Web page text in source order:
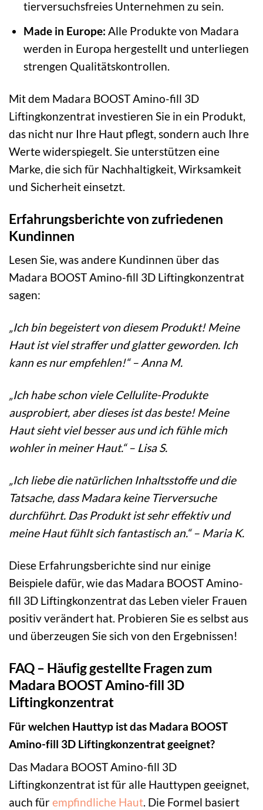
tierversuchsfreies Unternehmen zu sein.
Made in Europe: Alle Produkte von Madara
werden in Europa hergestellt und unterliegen
strengen Qualitätskontrollen.
Mit dem Madara BOOST Amino-fill 3D
Liftingkonzentrat investieren Sie in ein Produkt,
das nicht nur Ihre Haut pflegt, sondern auch Ihre
Werte widerspiegelt. Sie unterstützen eine
Marke, die sich für Nachhaltigkeit, Wirksamkeit
und Sicherheit einsetzt.
Erfahrungsberichte von zufriedenen
Kundinnen
Lesen Sie, was andere Kundinnen über das
Madara BOOST Amino-fill 3D Liftingkonzentrat
sagen:
„Ich bin begeistert von diesem Produkt! Meine
Haut ist viel straffer und glatter geworden. Ich
kann es nur empfehlen!“ – Anna M.
„Ich habe schon viele Cellulite-Produkte
ausprobiert, aber dieses ist das beste! Meine
Haut sieht viel besser aus und ich fühle mich
wohler in meiner Haut.“ – Lisa S.
„Ich liebe die natürlichen Inhaltsstoffe und die
Tatsache, dass Madara keine Tierversuche
durchführt. Das Produkt ist sehr effektiv und
meine Haut fühlt sich fantastisch an.“ – Maria K.
Diese Erfahrungsberichte sind nur einige
Beispiele dafür, wie das Madara BOOST Amino-
fill 3D Liftingkonzentrat das Leben vieler Frauen
positiv verändert hat. Probieren Sie es selbst aus
und überzeugen Sie sich von den Ergebnissen!
FAQ – Häufig gestellte Fragen zum
Madara BOOST Amino-fill 3D
Liftingkonzentrat
Für welchen Hauttyp ist das Madara BOOST
Amino-fill 3D Liftingkonzentrat geeignet?
Das Madara BOOST Amino-fill 3D
Liftingkonzentrat ist für alle Hauttypen geeignet,
auch fürempfindliche Haut. Die Formel basiert